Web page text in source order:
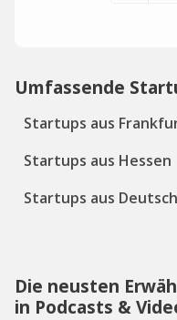
Umfassende
Startups aus
Startups aus Hessen
Startups aus
Die neusten
in Podcasts &